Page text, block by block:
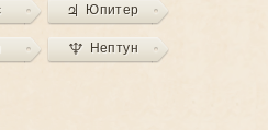
♃ Юпитер
♆ Нептун